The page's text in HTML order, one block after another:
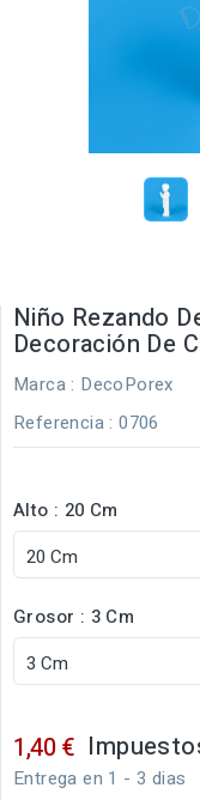
Niño Rezando
Decoración De
Marca : DecoPorex
Referencia : 0706
Alto : 20 Cm
Grosor : 3 Cm
1,40 €
Entrega en 1 - 3 dias